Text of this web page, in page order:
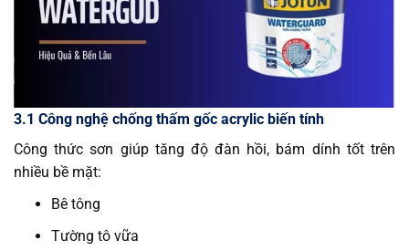
3.1 Công nghệ chống thấm gốc acrylic biến tính
Công thức sơn giúp tăng độ đàn hồi, bám dính tốt trên
nhiều bề mặt:
Bê tông
Tường tô vữa